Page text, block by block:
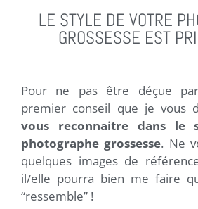
LE STYLE DE VOTRE
GROSSESSE EST
Pour ne pas être déçue
premier conseil que je vous
vous reconnaitre dans le
photographe grossesse. Ne
quelques images de
il/elle pourra bien me faire
“ressemble” !